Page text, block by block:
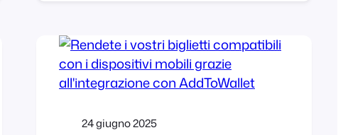
Halloween e renderlo nostro.
modello e i CSS, trasformeremo il
tema del biglietto del padiglione
in un design spettrale, ispirato ad
Halloween e perfetto per
24 giugno 2025